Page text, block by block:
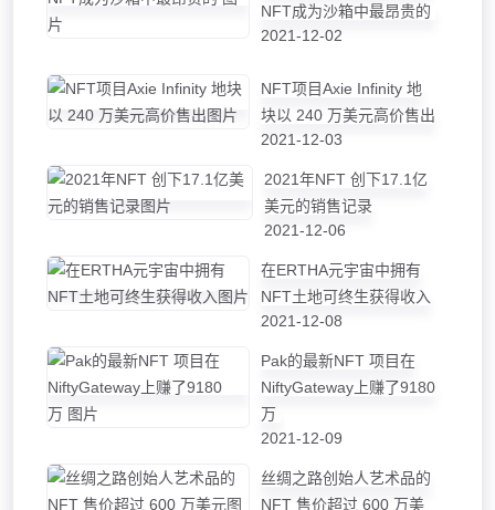
NFT成为沙箱中最昂贵的
2021-12-02
NFT项目Axie Infinity 地
块以 240 万美元高价售出
2021-12-03
2021年NFT 创下17.1亿
美元的销售记录
2021-12-06
在ERTHA元宇宙中拥有
NFT土地可终生获得收入
2021-12-08
Pak的最新NFT 项目在
NiftyGateway上赚了9180
万
2021-12-09
丝绸之路创始人艺术品的
NFT 售价超过 600 万美